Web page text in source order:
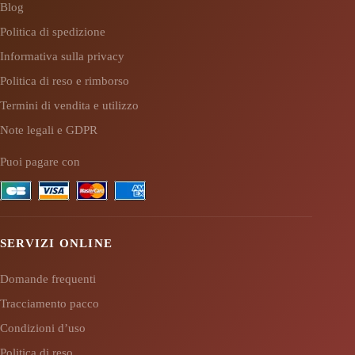
Blog
Politica di spedizione
Informativa sulla privacy
Politica di reso e rimborso
Termini di vendita e utilizzo
Note legali e GDPR
Puoi pagare con
SERVIZI ONLINE
Domande frequenti
Tracciamento pacco
Condizioni d’uso
Politica di reso